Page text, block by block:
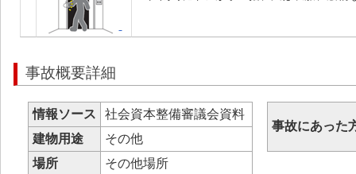
事故概要詳細
情報ソース
社会資本整備審議会資料
建物用途
その他
場所
その他場所
事故にあった